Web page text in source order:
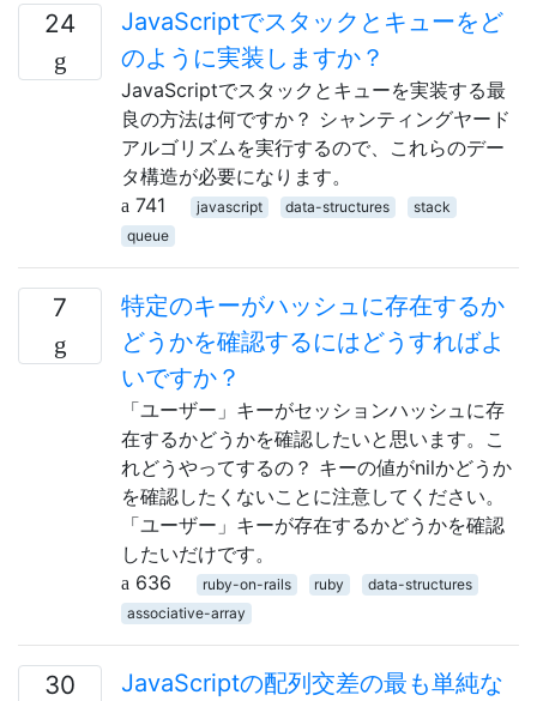
24
JavaScriptでスタックとキューをど
のように実装しますか？
JavaScriptでスタックとキューを実装する最
良の方法は何ですか？ シャンティングヤード
アルゴリズムを実行するので、これらのデー
タ構造が必要になります。
741
javascript data-structures
stack
queue
7
特定のキーがハッシュに存在するか
どうかを確認するにはどうすればよ
いですか？
「ユーザー」キーがセッションハッシュに存
在するかどうかを確認したいと思います。こ
れどうやってするの？ キーの値がnilかどうか
を確認したくないことに注意してください。
「ユーザー」キーが存在するかどうかを確認
したいだけです。
636
ruby-on-rails ruby
data-structures
associative-array
30
JavaScriptの配列交差の最も単純な